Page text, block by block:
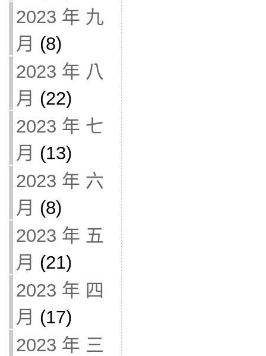
2023 年 九
月 (8)
2023 年 八
月 (22)
2023 年 七
月 (13)
2023 年 六
月 (8)
2023 年 五
月 (21)
2023 年 四
月 (17)
2023 年 三